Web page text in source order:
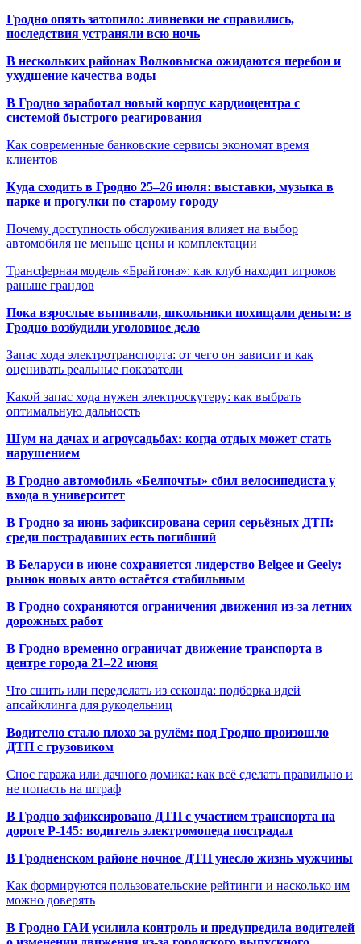
Гродно опять затопило: ливневки не справились,
последствия устраняли всю ночь
В нескольких районах Волковыска ожидаются перебои и
ухудшение качества воды
В Гродно заработал новый корпус кардиоцентра с
системой быстрого реагирования
Как современные банковские сервисы экономят время
клиентов
Куда сходить в Гродно 25–26 июля: выставки, музыка в
парке и прогулки по старому городу
Почему доступность обслуживания влияет на выбор
автомобиля не меньше цены и комплектации
Трансферная модель «Брайтона»: как клуб находит игроков
раньше грандов
Пока взрослые выпивали, школьники похищали деньги: в
Гродно возбудили уголовное дело
Запас хода электротранспорта: от чего он зависит и как
оценивать реальные показатели
Какой запас хода нужен электроскутеру: как выбрать
оптимальную дальность
Шум на дачах и агроусадьбах: когда отдых может стать
нарушением
В Гродно автомобиль «Белпочты» сбил велосипедиста у
входа в университет
В Гродно за июнь зафиксирована серия серьёзных ДТП:
среди пострадавших есть погибший
В Беларуси в июне сохраняется лидерство Belgee и Geely:
рынок новых авто остаётся стабильным
В Гродно сохраняются ограничения движения из-за летних
дорожных работ
В Гродно временно ограничат движение транспорта в
центре города 21–22 июня
Что сшить или переделать из секонда: подборка идей
апсайклинга для рукодельниц
Водителю стало плохо за рулём: под Гродно произошло
ДТП с грузовиком
Снос гаража или дачного домика: как всё сделать правильно и
не попасть на штраф
В Гродно зафиксировано ДТП с участием транспорта на
дороге Р-145: водитель электромопеда пострадал
В Гродненском районе ночное ДТП унесло жизнь мужчины
Как формируются пользовательские рейтинги и насколько им
можно доверять
В Гродно ГАИ усилила контроль и предупредила водителей